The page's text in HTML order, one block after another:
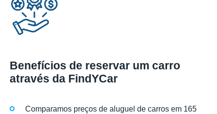
Benefícios de reservar um carro
através da FindYCar
Comparamos preços de aluguel de carros em 165